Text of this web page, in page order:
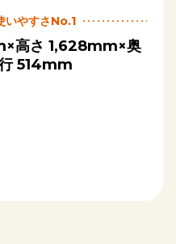
いやすさNo.1
高さ 1,628mm×奥
514mm